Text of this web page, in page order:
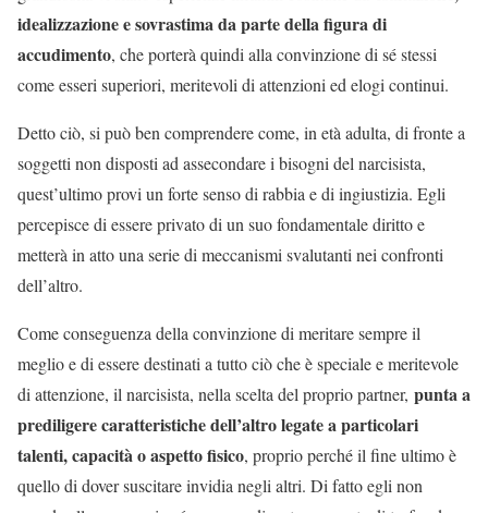
idealizzazione e sovrastima da parte della figura di
accudimento, che porterà quindi alla convinzione di sé stessi
come esseri superiori, meritevoli di attenzioni ed elogi continui.
Detto ciò, si può ben comprendere come, in età adulta, di fronte a
soggetti non disposti ad assecondare i bisogni del narcisista,
quest’ultimo provi un forte senso di rabbia e di ingiustizia. Egli
percepisce di essere privato di un suo fondamentale diritto e
metterà in atto una serie di meccanismi svalutanti nei confronti
dell’altro.
Come conseguenza della convinzione di meritare sempre il
meglio e di essere destinati a tutto ciò che è speciale e meritevole
di attenzione, il narcisista, nella scelta del proprio partner, punta a
prediligere caratteristiche dell’altro legate a particolari
talenti, capacità o aspetto fisico, proprio perché il fine ultimo è
quello di dover suscitare invidia negli altri. Di fatto egli non